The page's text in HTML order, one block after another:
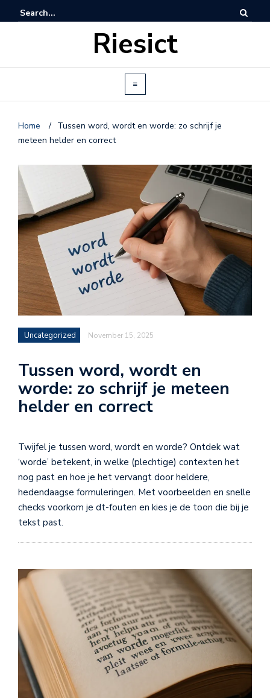
Riesict
Home / Tussen word, wordt en worde: zo schrijf je
meteen helder en correct
Uncategorized November 15, 2025
Tussen word, wordt en
worde: zo schrijf je meteen
helder en correct
Twijfel je tussen word, wordt en worde? Ontdek wat
‘worde’ betekent, in welke (plechtige) contexten het
nog past en hoe je het vervangt door heldere,
hedendaagse formuleringen. Met voorbeelden en snelle
checks voorkom je dt-fouten en kies je de toon die bij je
tekst past.